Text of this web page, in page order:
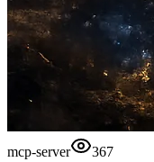
mcp-server 367